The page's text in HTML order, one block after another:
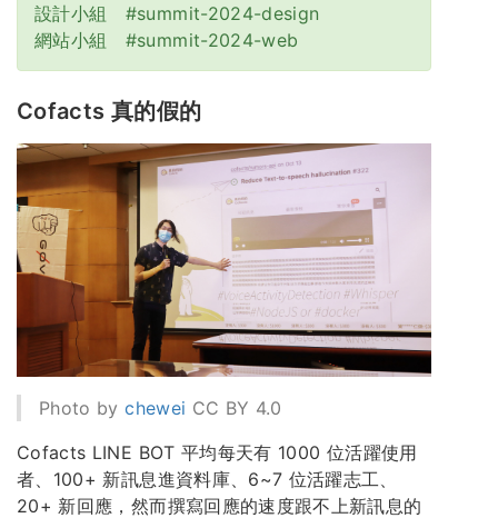
設計小組 #summit-2024-design
網站小組 #summit-2024-web
Cofacts 真的假的
Photo bychewei CC BY 4.0
Cofacts LINE BOT 平均每天有 1000 位活躍使用
者、100+ 新訊息進資料庫、6~7 位活躍志工、
20+ 新回應，然而撰寫回應的速度跟不上新訊息的